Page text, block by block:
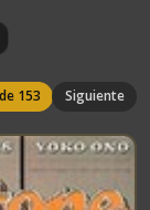
153 Siguiente